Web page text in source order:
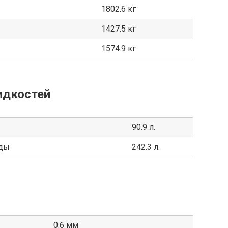
1802.6 кг
1427.5 кг
1574.9 кг
90.9 л.
242.3 л.
0.6 мм